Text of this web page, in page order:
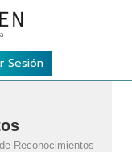
Sesión
Reconocimientos